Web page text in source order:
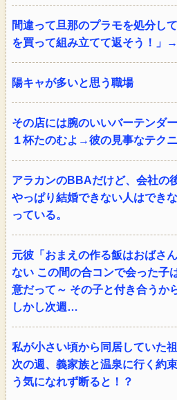
間違って旦那のプラモを処分し
を買って組み立てて返そう！」
陽キャが多いと思う職場
その店には腕のいいバーテンダ
１杯たのむよ→彼の見事なテク
アラカンのBBAだけど、会社の
やっぱり結婚できない人はでき
っている。
元彼「おまえの作る飯はおばさ
ない この間の合コンで会った子
意だって～ その子と付き合うか
しかし次週…
私が小さい頃から同居していた
次の週、義家族と温泉に行く約
う気になれず断ると！？